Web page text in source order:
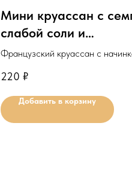
Мини круассан с
слабой соли и
творожным сыром
Французский круассан с
Минимальное количество для
заказа: 10шт.
220 ₽
Добавить в корзину